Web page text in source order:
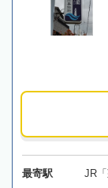
最寄駅 JR